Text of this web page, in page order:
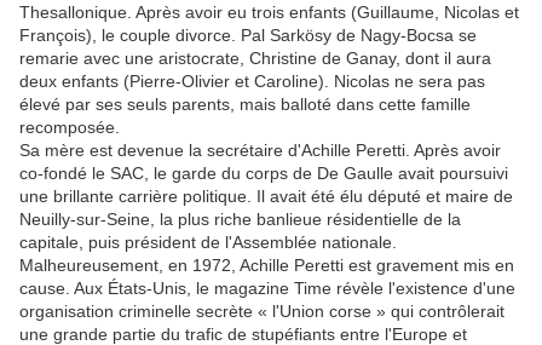
Thesallonique. Après avoir eu trois enfants (Guillaume, Nicolas et
François), le couple divorce. Pal Sarkösy de Nagy-Bocsa se
remarie avec une aristocrate, Christine de Ganay, dont il aura
deux enfants (Pierre-Olivier et Caroline). Nicolas ne sera pas
élevé par ses seuls parents, mais balloté dans cette famille
recomposée.
Sa mère est devenue la secrétaire d'Achille Peretti. Après avoir
co-fondé le SAC, le garde du corps de De Gaulle avait poursuivi
une brillante carrière politique. Il avait été élu député et maire de
Neuilly-sur-Seine, la plus riche banlieue résidentielle de la
capitale, puis président de l'Assemblée nationale.
Malheureusement, en 1972, Achille Peretti est gravement mis en
cause. Aux États-Unis, le magazine Time révèle l'existence d'une
organisation criminelle secrète « l'Union corse » qui contrôlerait
une grande partie du trafic de stupéfiants entre l'Europe et